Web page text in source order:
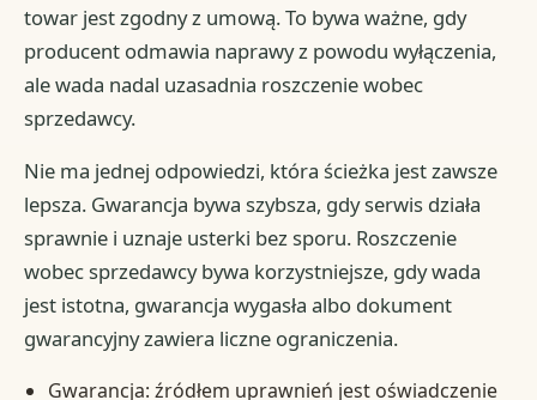
towar jest zgodny z umową. To bywa ważne, gdy
producent odmawia naprawy z powodu wyłączenia,
ale wada nadal uzasadnia roszczenie wobec
sprzedawcy.
Nie ma jednej odpowiedzi, która ścieżka jest zawsze
lepsza. Gwarancja bywa szybsza, gdy serwis działa
sprawnie i uznaje usterki bez sporu. Roszczenie
wobec sprzedawcy bywa korzystniejsze, gdy wada
jest istotna, gwarancja wygasła albo dokument
gwarancyjny zawiera liczne ograniczenia.
Gwarancja: źródłem uprawnień jest oświadczenie